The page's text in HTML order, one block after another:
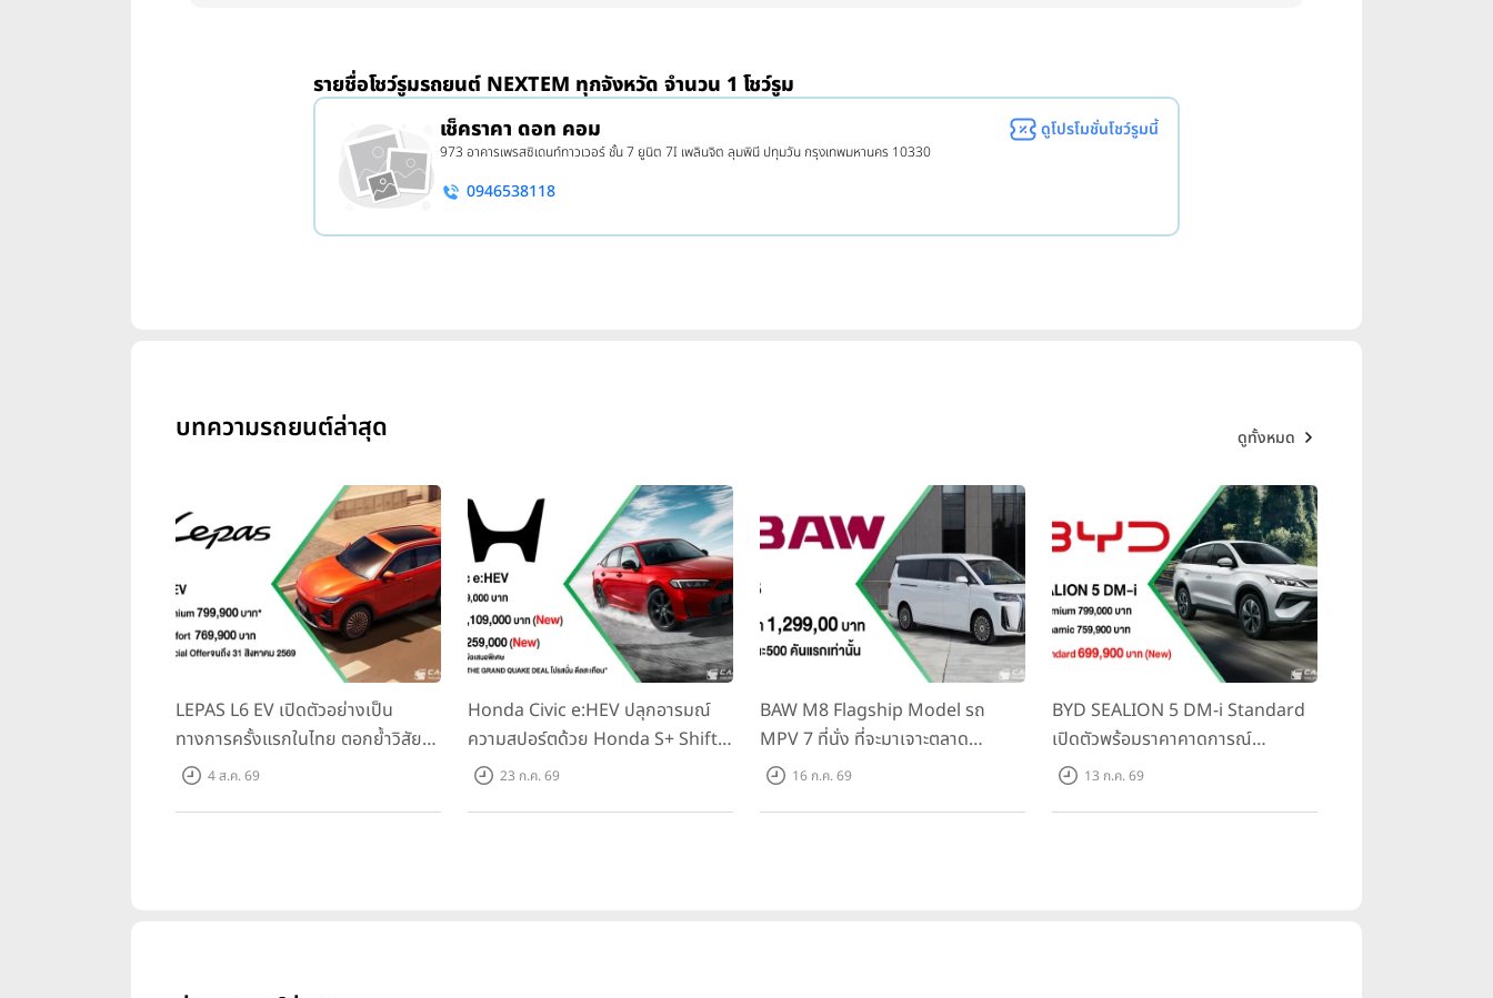
รายชื่อโชว์รูมรถยนต์ NEXTEM ทุกจังหวัด จำนวน 1 โชว์รูม
เช็คราคา ดอท คอม
973 อาคารเพรสซิเดนท์ทาวเวอร์ ชั้น 7 ยูนิต 7I เพลินจิต ลุมพินี ปทุมวัน กรุงเทพมหานคร 10330
0946538118
ดูโปรโมชั่นโชว์รูมนี้
บทความรถยนต์ล่าสุด ดูทั้งหมด
LEPAS L6 EV เปิดตัวอย่างเป็น
ทางการครั้งแรกในไทย ตอกย้ำวิสัย
ทัศน์ “Drive Your Elegance” มา
4 ส.ค. 69
Honda Civic e:HEV ปลุกอารมณ์
ความสปอร์ตด้วย Honda S+ Shift
ครั้งแรกในไทย! พร้อมเพิ่ม Blind
23 ก.ค. 69
BAW M8 Flagship Model รถ
MPV 7 ที่นั่ง ที่จะมาเจาะตลาด
ครอบครัวและองค์กรยุคใหม่ เปิดราคา
16 ก.ค. 69
BYD SEALION 5 DM-i Standard
เปิดตัวพร้อมราคาคาดการณ์
699,900 บาท รุ่นย่อยล่าสุดที่มีระยะ
13 ก.ค. 69